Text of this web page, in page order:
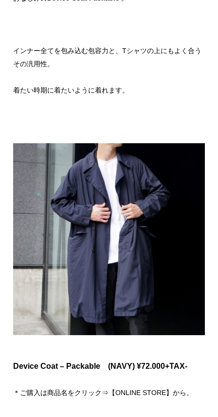
インナー全てを包み込む包容力と、Tシャツの上にもよく合う
その汎用性。
着たい時期に着たいように着れます。
Device Coat – Packable (NAVY) ¥72.000+TAX-
＊ご購入は商品名をクリック⇒【ONLINE STORE】から。